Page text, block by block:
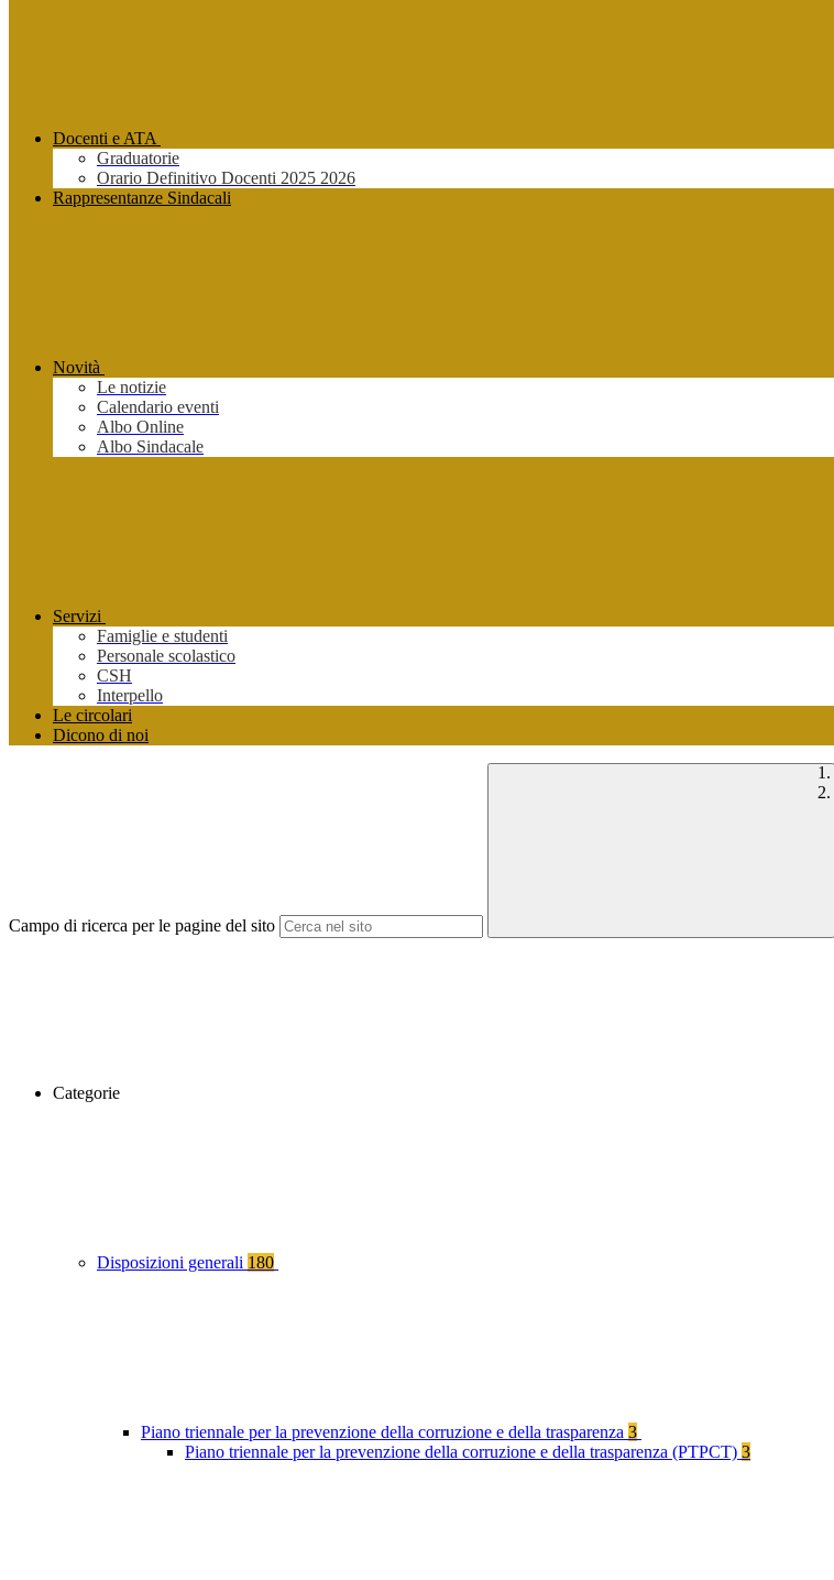
Docenti e ATA
Graduatorie
Orario Definitivo Docenti 2025 2026
Rappresentanze Sindacali
Novità
Le notizie
Calendario eventi
Albo Online
Albo Sindacale
Servizi
Famiglie e studenti
Personale scolastico
CSH
Interpello
Le circolari
Dicono di noi
Campo di ricerca per le pagine del sito
Categorie
Disposizioni generali 180
Piano triennale per la prevenzione della corruzione e della trasparenza 3
Piano triennale per la prevenzione della corruzione e della trasparenza (PTPCT) 3